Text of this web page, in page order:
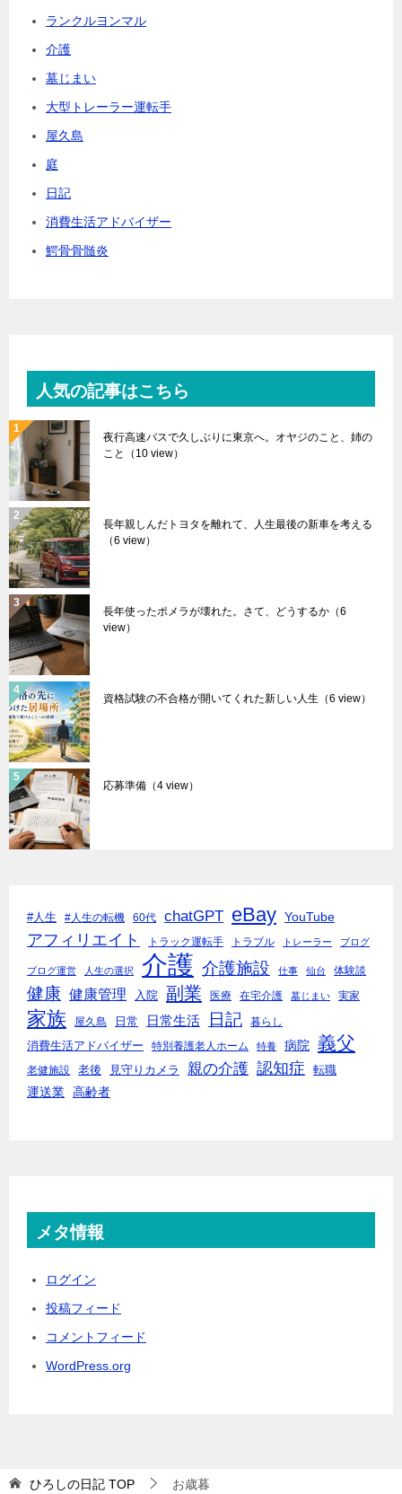
ランクルヨンマル
介護
墓じまい
大型トレーラー運転手
屋久島
庭
日記
消費生活アドバイザー
鰐骨骨髄炎
人気の記事はこちら
夜行高速バスで久しぶりに東京へ。オヤジのこと、姉の
こと
（10 view）
長年親しんだトヨタを離れて、人生最後の新車を考える
（6 view）
長年使ったポメラが壊れた。さて、どうするか （6
view）
資格試験の不合格が開いてくれた新しい人生 （6 view）
応募準備 （4 view）
#人生 #人生の転機 60代 chatGPT eBay YouTube
アフィリエイト トラック運転手 トラブル トレーラー ブログ
ブログ運営 人生の選択 介護 介護施設 仕事 仙台 体験談
健康 健康管理 入院 副業 医療 在宅介護 墓じまい 実家
家族 屋久島 日常 日常生活 日記 暮らし
消費生活アドバイザー 特別養護老人ホーム 特養 病院 義父
老健施設 老後 見守りカメラ 親の介護 認知症 転職
運送業 高齢者
メタ情報
ログイン
投稿フィード
コメントフィード
WordPress.org
ひろしの日記 TOP お歳暮